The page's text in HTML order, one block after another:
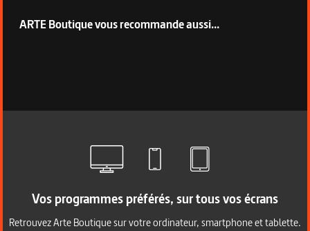
ARTE Boutique vous recommande aussi...
Vos programmes préférés, sur tous vos écrans
Retrouvez Arte Boutique sur votre ordinateur, smartphone et tablette.